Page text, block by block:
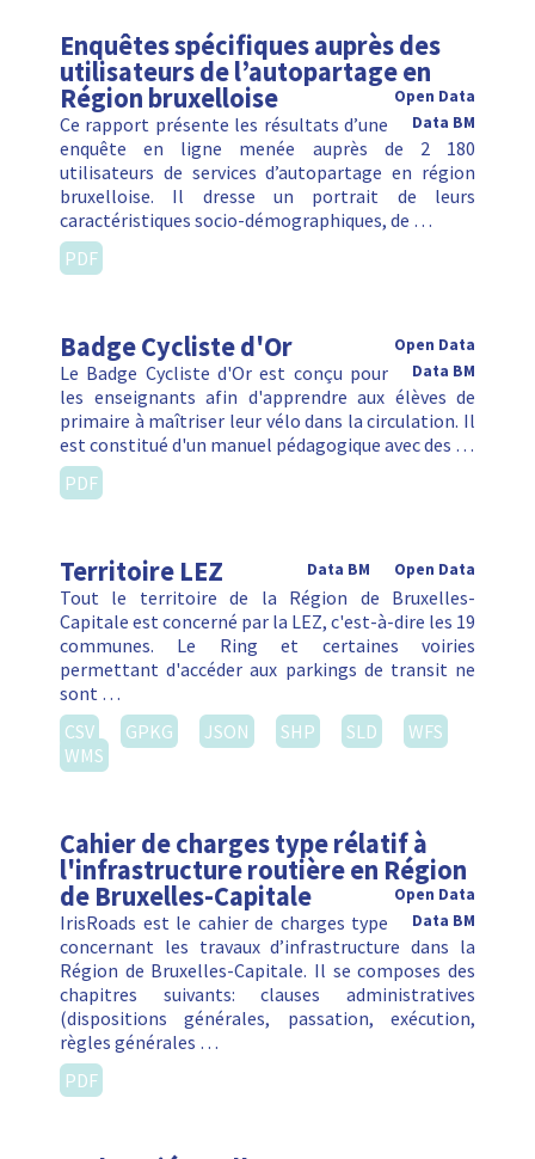
Enquêtes spécifiques auprès des
utilisateurs de l’autopartage en
Région bruxelloise
Open Data
Data BM
Ce rapport présente les résultats d’une
enquête en ligne menée auprès de 2 180
utilisateurs de services d’autopartage en région
bruxelloise. Il dresse un portrait de leurs
caractéristiques socio-démographiques, de …
PDF
Badge Cycliste d'Or
Open Data
Data BM
Le Badge Cycliste d'Or est conçu pour
les enseignants afin d'apprendre aux élèves de
primaire à maîtriser leur vélo dans la circulation. Il
est constitué d'un manuel pédagogique avec des …
PDF
Territoire LEZ Open Data
Data BM
Tout le territoire de la Région de Bruxelles-
Capitale est concerné par la LEZ, c'est-à-dire les 19
communes. Le Ring et certaines voiries
permettant d'accéder aux parkings de transit ne
sont …
CSV
GPKG JSON SHP SLD
WFS
WMS
Cahier de charges type rélatif à
l'infrastructure routière en Région
de Bruxelles-Capitale
Open Data
Data BM
IrisRoads est le cahier de charges type
concernant les travaux d’infrastructure dans la
Région de Bruxelles-Capitale. Il se composes des
chapitres suivants: clauses administratives
(dispositions générales, passation, exécution,
règles générales …
PDF